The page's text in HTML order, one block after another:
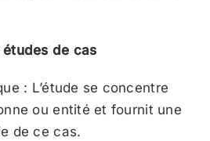
de cas
: L’étude se concentre
ou entité et fournit une
de ce cas.